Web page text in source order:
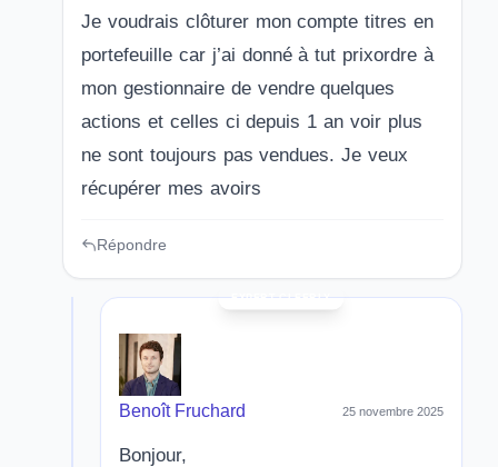
Je voudrais clôturer mon compte titres en
portefeuille car j’ai donné à tut prixordre à
mon gestionnaire de vendre quelques
actions et celles ci depuis 1 an voir plus
ne sont toujours pas vendues. Je veux
récupérer mes avoirs
Répondre
Benoît Fruchard 25 novembre 2025
Bonjour,